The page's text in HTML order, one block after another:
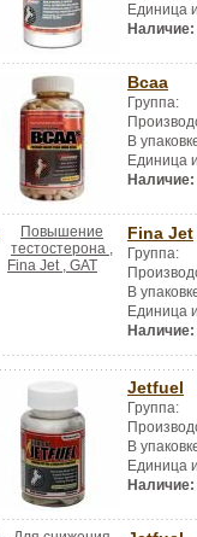
Единица
Наличие:
Bcaa
Группа:
В
Единица
Наличие:
Fina Jet
Группа:
В
Единица
Наличие:
Jetfuel
Группа:
В
Единица
Наличие: